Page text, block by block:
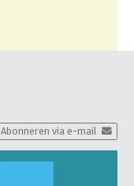
Abonneren via e-mail